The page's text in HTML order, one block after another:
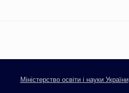
Міністерство освіти і науки України